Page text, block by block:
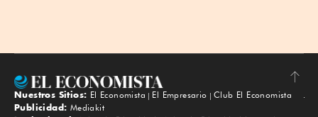
Subir
Nuestros Sitios: El Economista El Empresario
Club El Economista
Publicidad: Mediakit